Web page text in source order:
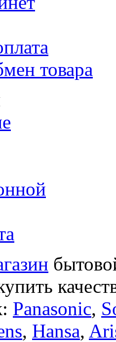
товара
Panasonic,
, Hansa,